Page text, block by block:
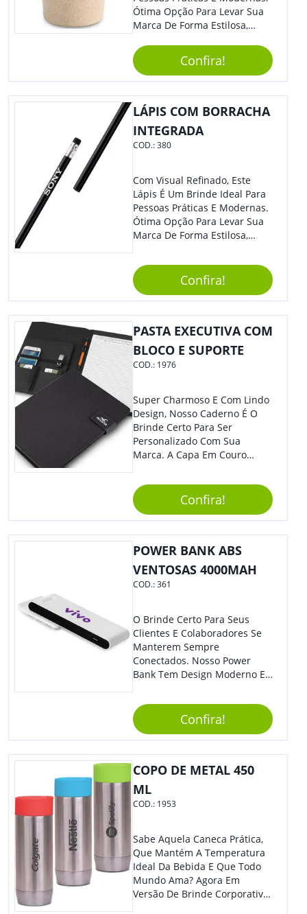
Ótima Opção Para Levar Sua
Marca De Forma Estilosa,
Empresa Em Eventos,
Reuniões Corporativas Ou Até
Mesmo Para Presentear
Colaboradores.
Confira!
LÁPIS COM BORRACHA
INTEGRADA
COD.:380
Com Visual Refinado, Este
Lápis É Um Brinde Ideal Para
Pessoas Práticas E Modernas.
Ótima Opção Para Levar Sua
Marca De Forma Estilosa,
Empresa Em Eventos,
Reuniões Corporativas Ou Até
Mesmo Para Presentear
Colaboradores E Parceiros De
Sua Empresa.
Confira!
PASTA EXECUTIVA COM
BLOCO E SUPORTE
COD.: 1976
Super Charmoso E Com Lindo
Design, Nosso Caderno É O
Brinde Certo Para Ser
Personalizado Com Sua
Marca. A Capa Em Couro
Elástico Permite Maior
Segurança Ao Carregá-Lo.
Ofereça A Seus Clientes E
Colaboradores, Sem Dúvidas
Eles Irão Adorar.
Confira!
POWER BANK ABS
VENTOSAS 4000MAH
COD.:361
O Brinde Certo Para Seus
Clientes E Colaboradores Se
Manterem Sempre
Conectados. Nosso Power
Bank Tem Design Moderno E
Na Bolsa Ou Na Mochila.
Compatível Com Diversos
Aparelhos, O Brinde É Super
Eficiente E Ágil, Ideal Para
Quem Busca Praticidade No
Dia A Dia. Personalize-O Com
Sua Marca E Tenha Ainda
Mais Destaque Em Eventos E
Feiras De Negócios.
Confira!
COPO DE METAL 450
ML
COD.: 1953
Sabe Aquela Caneca Prática,
Que Mantém A Temperatura
Ideal Da Bebida E Que Todo
Mundo Ama? Agora Em
Versão De Brinde Corporativo